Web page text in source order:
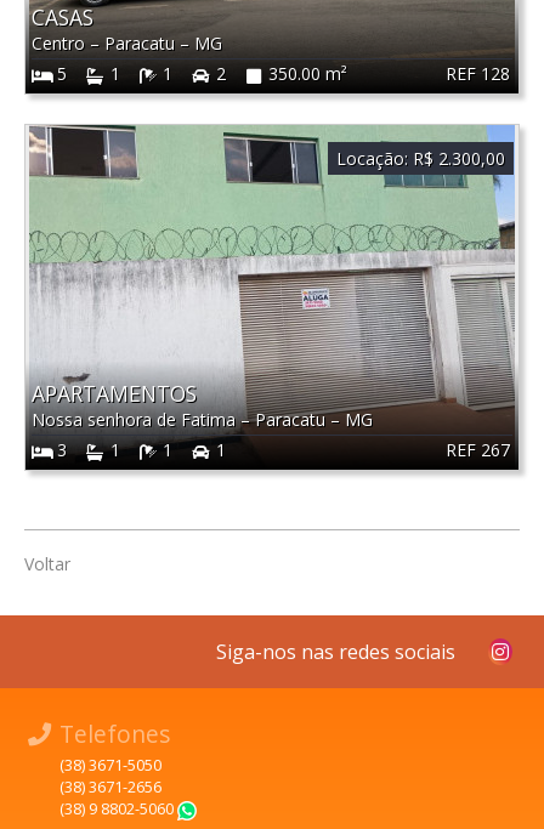
REF 128
CASAS
Centro – Paracatu – MG
5
1 1 2 350.00 m²
REF 267
APARTAMENTOS
Nossa senhora de Fatima–Paracatu–MG
3
1 1 1
Locação: R$ 2.300,00
Voltar
Siga-nos nas redes sociais
Telefones
(38) 3671-5050
(38) 3671-2656
(38) 9 8802-5060